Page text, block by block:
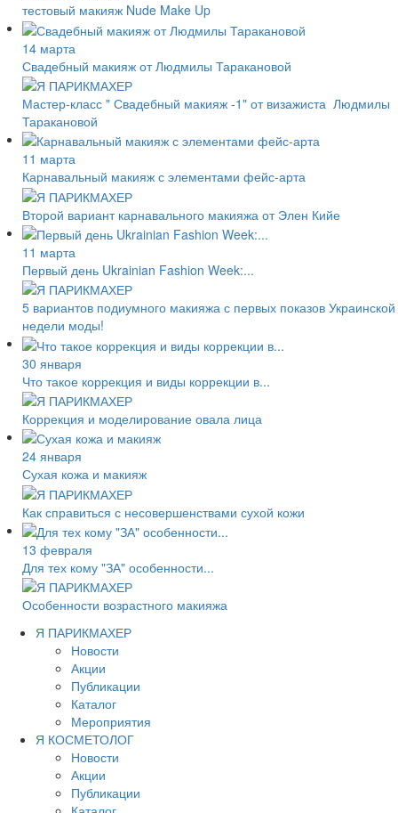
тестовый макияж Nude Make Up
14 марта
Свадебный макияж от Людмилы Таракановой
Мастер-класс " Свадебный макияж -1" от визажиста Людмилы
Таракановой
11 марта
Карнавальный макияж с элементами фейс-арта
Второй вариант карнавального макияжа от Элен Кийе
11 марта
Первый день Ukrainian Fashion Week:...
5 вариантов подиумного макияжа с первых показов Украинской
недели моды!
30 января
Что такое коррекция и виды коррекции в...
Коррекция и моделирование овала лица
24 января
Сухая кожа и макияж
Как справиться с несовершенствами сухой кожи
13 февраля
Для тех кому "ЗА" особенности...
Особенности возрастного макияжа
Я ПАРИКМАХЕР
Новости
Акции
Публикации
Каталог
Мероприятия
Я КОСМЕТОЛОГ
Новости
Акции
Публикации